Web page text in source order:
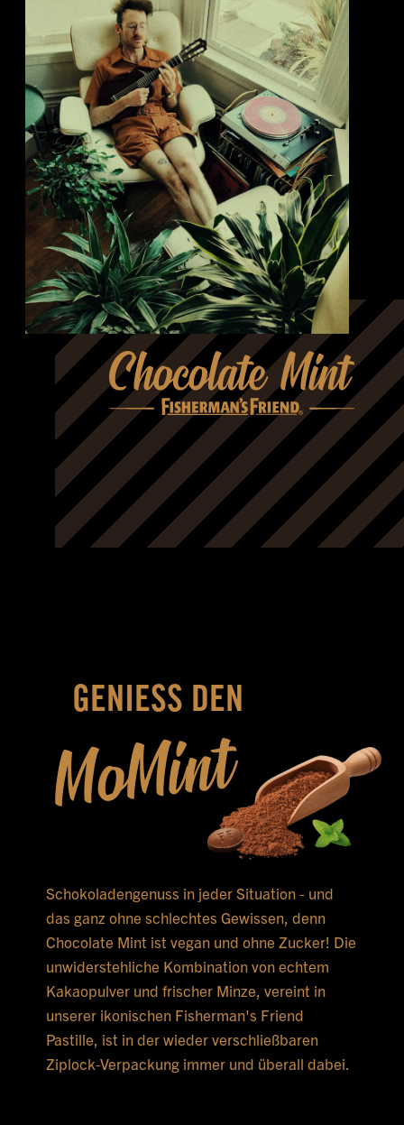
GENIESS DEN
MoMint
Schokoladengenuss in jeder Situation - und
das ganz ohne schlechtes Gewissen, denn
Chocolate Mint ist vegan und ohne Zucker! Die
unwiderstehliche Kombination von echtem
Kakaopulver und frischer Minze, vereint in
unserer ikonischen Fisherman's Friend
Pastille, ist in der wieder verschließbaren
Ziplock-Verpackung immer und überall dabei.